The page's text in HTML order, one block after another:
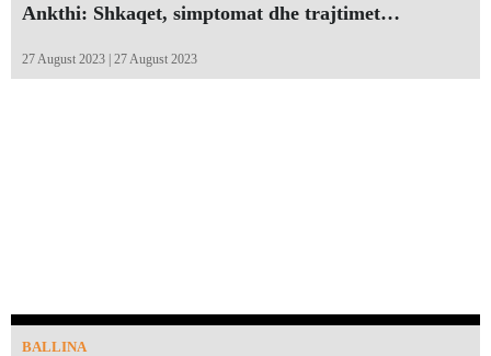
Ankthi: Shkaqet, simptomat dhe trajtimet…
27 August 2023 | 27 August 2023
BALLINA